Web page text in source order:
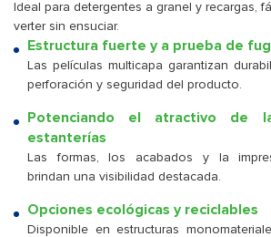
Ideal para detergentes a granel y recargas,
verter sin ensuciar.
Estructura fuerte y a prueba de
Las películas multicapa garantizan
perforación y seguridad del producto.
Potenciando el atractivo de
estanterías
Las formas, los acabados y la
brindan una visibilidad destacada.
Opciones ecológicas y reciclables
Disponible en estructuras